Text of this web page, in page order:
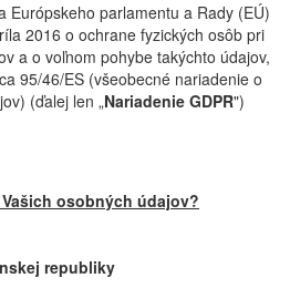
Európskeho parlamentu a Rady (EÚ)
2016 o ochrane fyzických osôb pri
a o voľnom pohybe takýchto údajov,
95/46/ES (všeobecné nariadenie o
(ďalej len „Nariadenie GDPR")
osobných údajov?
republiky